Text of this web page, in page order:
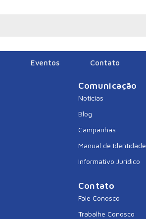
Eventos Contato
Comunicação
Notícias
Blog
Campanhas
Manual de Identidade
Informativo Jurídico
Contato
Fale Conosco
Trabalhe Conosco